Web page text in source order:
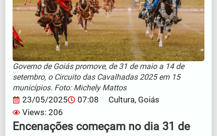
Governo de Goiás promove, de 31 de maio a 14 de
setembro, o Circuito das Cavalhadas 2025 em 15
municípios. Foto: Michely Mattos
23/05/2025 07:08 Cultura, Goiás
Views: 206
Encenações começam no dia 31 de